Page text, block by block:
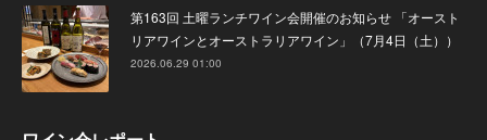
第163回 土曜ランチワイン会開催のお知らせ 「オースト
リアワインとオーストラリアワイン」（7月4日（土））
2026.06.29 01:00